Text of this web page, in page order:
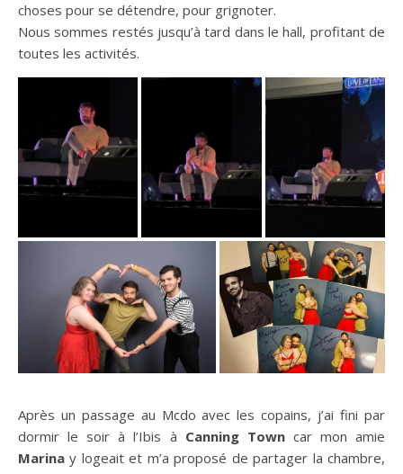
choses pour se détendre, pour grignoter.
Nous sommes restés jusqu’à tard dans le hall, profitant de
toutes les activités.
Après un passage au Mcdo avec les copains, j’ai fini par
dormir le soir à l’Ibis à Canning Towncar mon amie
Marina y logeait et m’a proposé de partager la chambre,